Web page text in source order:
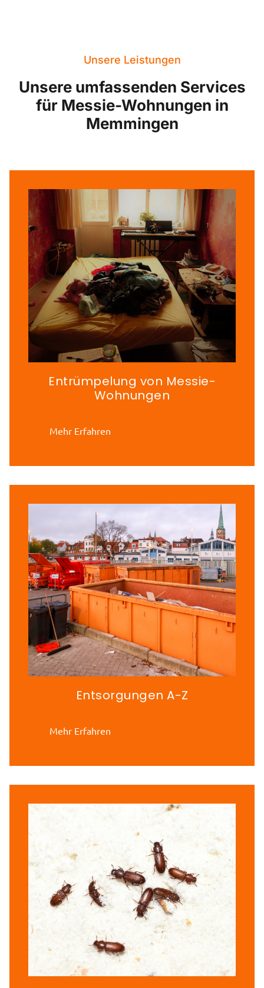
Unsere Leistungen
Unsere umfassenden Services
für Messie-Wohnungen in
Memmingen
Entrümpelung von Messie-
Wohnungen
Mehr Erfahren
Entsorgungen A-Z
Mehr Erfahren